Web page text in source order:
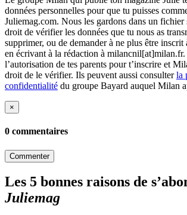
données personnelles pour que tu puisses
Juliemag.com. Nous les gardons dans un fichier
droit de vérifier les données que tu nous as
supprimer, ou de demander à ne plus être
en écrivant à la rédaction à
l’autorisation de tes parents pour t’inscrire et
droit de le vérifier. Ils peuvent aussi consulterla
confidentialité du groupe Bayard auquel Milan
×
0 commentaires
Commenter
Les 5 bonnes raisons de
Juliemag